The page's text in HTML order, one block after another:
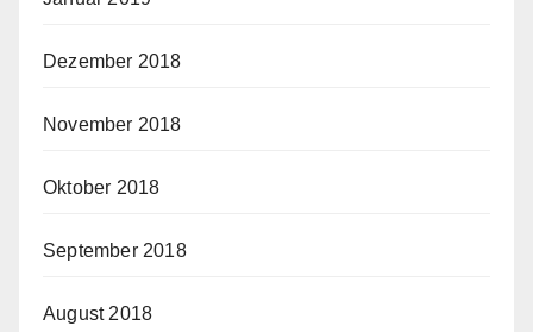
Dezember 2018
November 2018
Oktober 2018
September 2018
August 2018